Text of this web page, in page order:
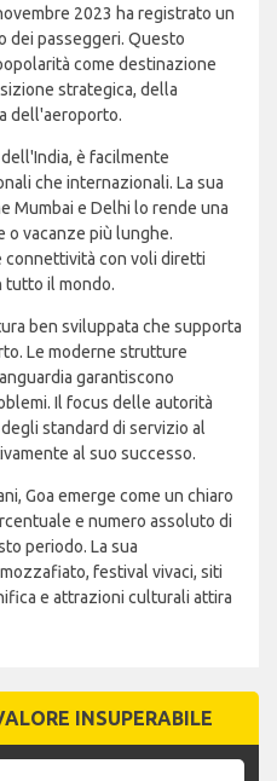
2023 ha registrato un
dei passeggeri. Questo
come destinazione
strategica, della
dell'aeroporto.
è facilmente
che internazionali. La sua
Mumbai e Delhi lo rende una
vacanze più lunghe.
con voli diretti
tutto il mondo.
ben sviluppata che supporta
Le moderne strutture
garantiscono
Il focus delle autorità
standard di servizio al
al suo successo.
Goa emerge come un chiaro
e numero assoluto di
periodo. La sua
festival vivaci, siti
e attrazioni culturali attira
INSUPERABILE